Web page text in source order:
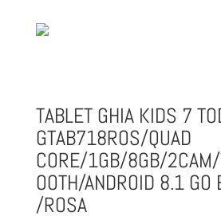
TABLET GHIA KIDS 7
GTAB718ROS/QUAD
CORE/1GB/8GB/
OOTH/ANDROID 8.1 GO
/ROSA